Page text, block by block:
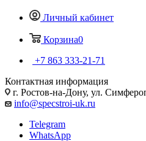
Личный кабинет
Корзина0
+7 863 333-21-71
Контактная информация
г. Ростов-на-Дону, ул.
info@specstroi-uk.ru
Telegram
WhatsApp